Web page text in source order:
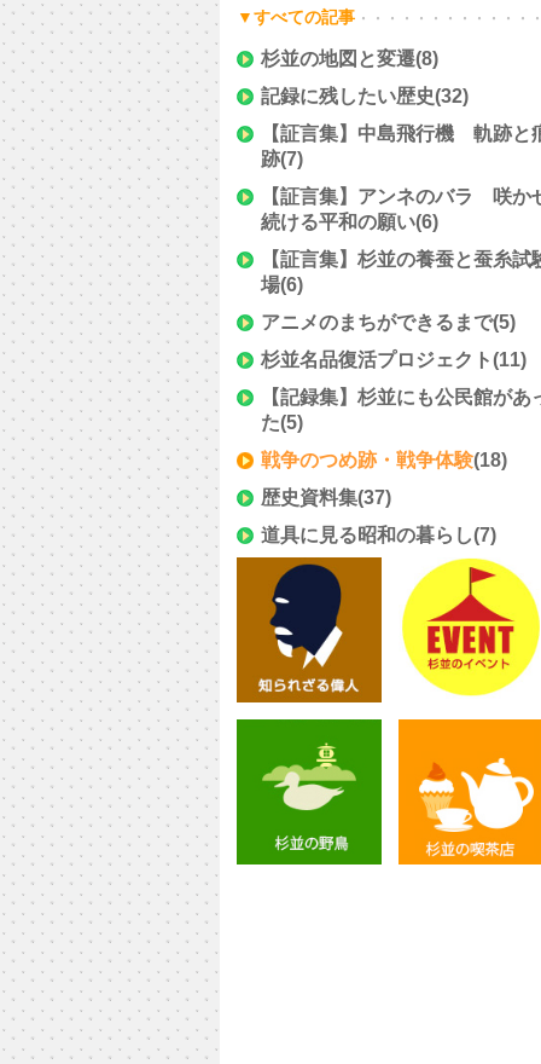
▼すべての記事
杉並の地図と変遷(8)
記録に残したい歴史(32)
【証言集】中島飛行機 軌跡と
跡(7)
【証言集】アンネのバラ 咲か
続ける平和の願い(6)
【証言集】杉並の養蚕と蚕糸試
場(6)
アニメのまちができるまで(5)
杉並名品復活プロジェクト(11)
【記録集】杉並にも公民館があ
た(5)
戦争のつめ跡・戦争体験(18)
歴史資料集(37)
道具に見る昭和の暮らし(7)